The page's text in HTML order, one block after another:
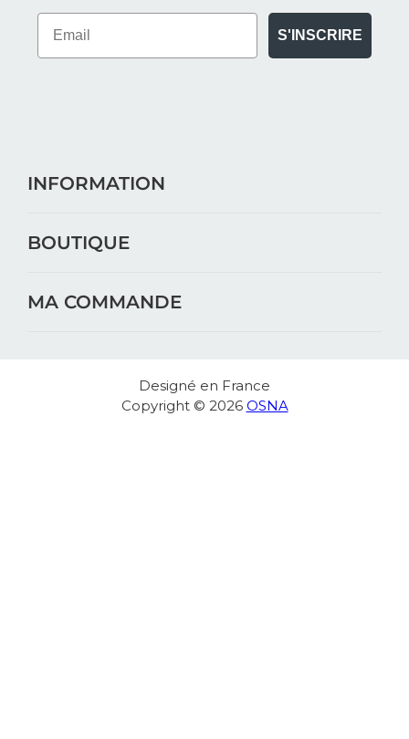
S'INSCRIRE
INFORMATION
BOUTIQUE
MA COMMANDE
Designé en France
Copyright © 2026 OSNA